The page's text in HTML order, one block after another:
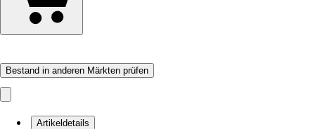
Bestand in anderen Märkten prüfen
Artikeldetails